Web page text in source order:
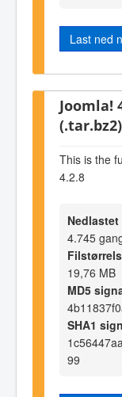
Last ned
Joomla!
(.tar.bz2)
This is the
4.2.8
Nedlastet
4.745
19,76 MB
MD5
SHA1
99